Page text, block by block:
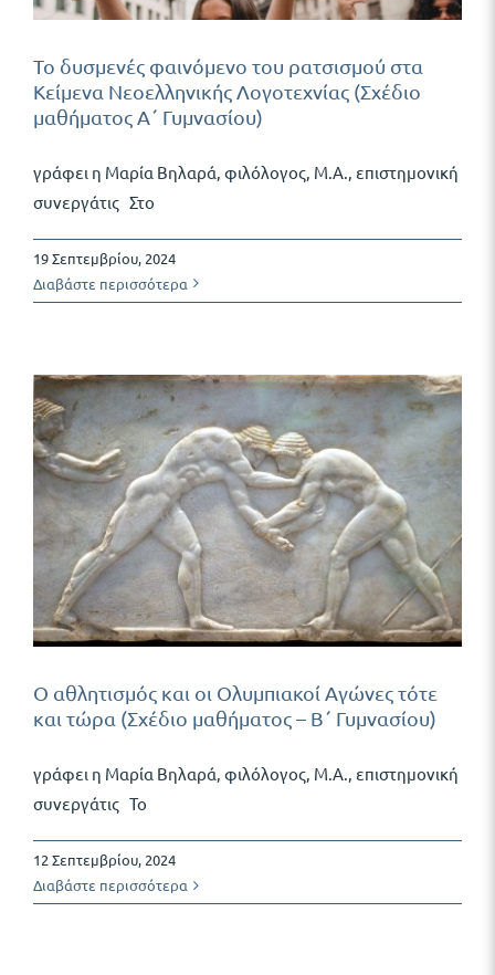
Το δυσμενές φαινόμενο του ρατσισμού στα
Κείμενα Νεοελληνικής Λογοτεχνίας (Σχέδιο
μαθήματος Α΄ Γυμνασίου)
γράφει η Μαρία Βηλαρά, φιλόλογος, Μ.Α., επιστημονική
συνεργάτις Στο
19 Σεπτεμβρίου, 2024
Διαβάστε περισσότερα
Ο αθλητισμός και οι Ολυμπιακοί Αγώνες τότε
και τώρα (Σχέδιο μαθήματος – Β΄ Γυμνασίου)
γράφει η Μαρία Βηλαρά, φιλόλογος, Μ.Α., επιστημονική
συνεργάτις Το
12 Σεπτεμβρίου, 2024
Διαβάστε περισσότερα